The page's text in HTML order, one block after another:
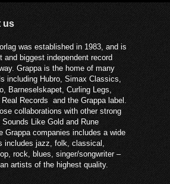
us
was established in 1983, and is
and biggest independent record
Grappa is the home of many
including Hubro, Simax Classics,
Barneselskapet, Curling Legs,
Records and the Grappa label.
collaborations with other strong
Like Gold and Rune
Grappa companies includes a wide
includes jazz, folk, classical,
rock, blues, singer/songwriter –
artists of the highest quality.